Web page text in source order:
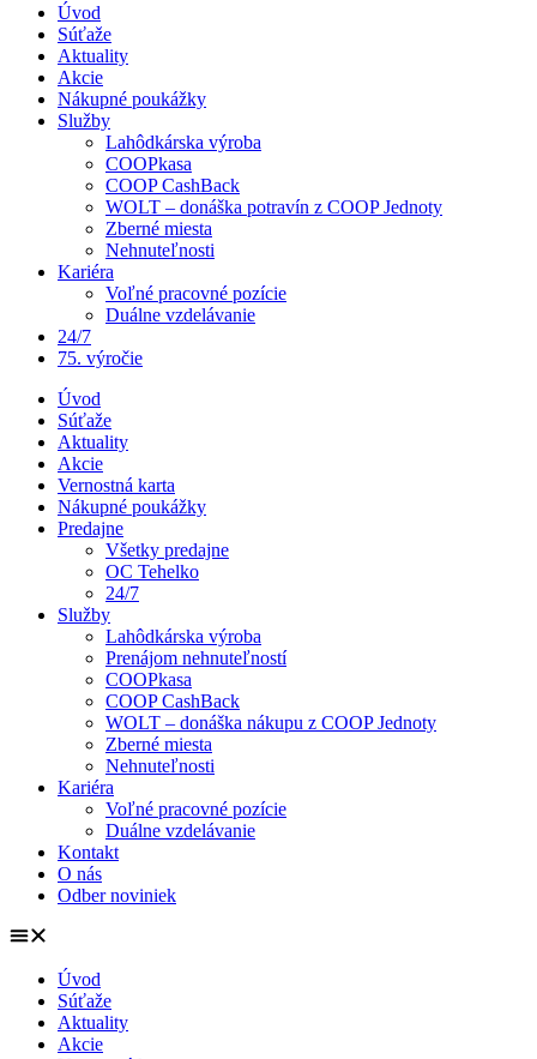
Úvod
Súťaže
Aktuality
Akcie
Nákupné poukážky
Služby
Lahôdkárska výroba
COOPkasa
COOP CashBack
WOLT – donáška potravín z COOP Jednoty
Zberné miesta
Nehnuteľnosti
Kariéra
Voľné pracovné pozície
Duálne vzdelávanie
24/7
75. výročie
Úvod
Súťaže
Aktuality
Akcie
Vernostná karta
Nákupné poukážky
Predajne
Všetky predajne
OC Tehelko
24/7
Služby
Lahôdkárska výroba
Prenájom nehnuteľností
COOPkasa
COOP CashBack
WOLT – donáška nákupu z COOP Jednoty
Zberné miesta
Nehnuteľnosti
Kariéra
Voľné pracovné pozície
Duálne vzdelávanie
Kontakt
O nás
Odber noviniek
Úvod
Súťaže
Aktuality
Akcie